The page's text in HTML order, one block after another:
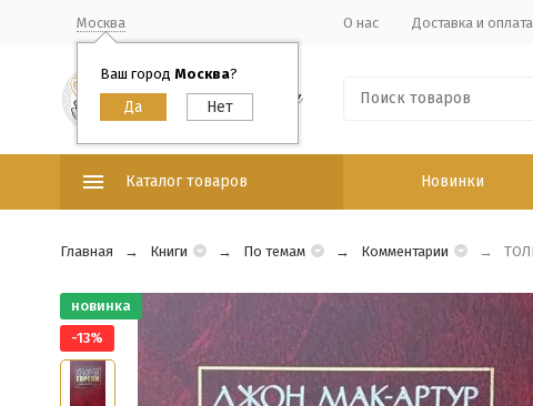
Москва
Ваш город Москва?
О нас Доставка и оплата
Каталог товаров Новинки
Главная Книги По темам Комментарии
новинка
-13%